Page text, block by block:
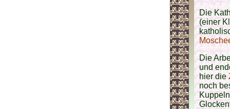
Die
(einer
Die
und
hier die
noch